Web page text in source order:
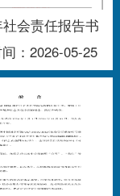
会责任报告书
：2026-05-25